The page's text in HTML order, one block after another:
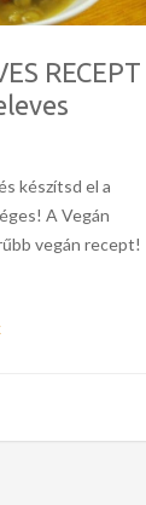
RECEPT
készítsd el a
A Vegán
vegán recept!